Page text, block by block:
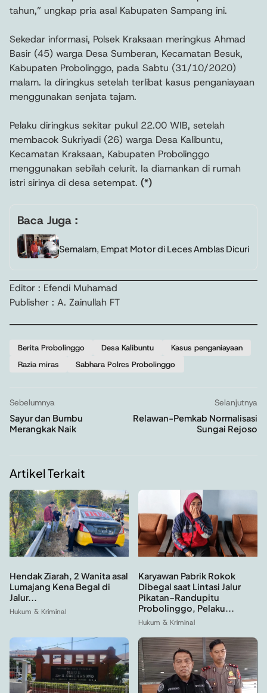
tahun,” ungkap pria asal Kabupaten Sampang ini.
Sekedar informasi, Polsek Kraksaan meringkus Ahmad
Basir (45) warga Desa Sumberan, Kecamatan Besuk,
Kabupaten Probolinggo, pada Sabtu (31/10/2020)
malam. Ia diringkus setelah terlibat kasus penganiayaan
menggunakan senjata tajam.
Pelaku diringkus sekitar pukul 22.00 WIB, setelah
membacok Sukriyadi (26) warga Desa Kalibuntu,
Kecamatan Kraksaan, Kabupaten Probolinggo
menggunakan sebilah celurit. Ia diamankan di rumah
istri sirinya di desa setempat. (*)
Baca Juga :
Semalam, Empat Motor di Leces Amblas Dicuri
Editor : Efendi Muhamad
Publisher : A. Zainullah FT
Berita Probolinggo Desa Kalibuntu
Kasus penganiayaan
Razia miras
Sabhara Polres Probolinggo
Sebelumnya
Sayur dan Bumbu
Merangkak Naik
Selanjutnya
Relawan-Pemkab Normalisasi
Sungai Rejoso
Artikel Terkait
Hendak Ziarah, 2 Wanita asal
Lumajang Kena Begal di
Jalur...
Hukum & Kriminal
Karyawan Pabrik Rokok
Dibegal saat Lintasi Jalur
Pikatan–Randupitu
Probolinggo, Pelaku...
Hukum & Kriminal